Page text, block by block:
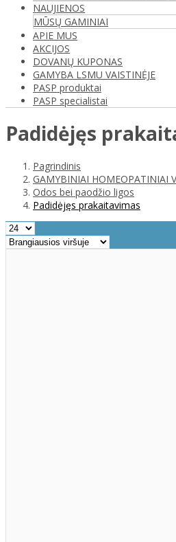
NAUJIENOS
MŪSŲ GAMINIAI
APIE MUS
AKCIJOS
DOVANŲ KUPONAS
GAMYBA LSMU VAISTINĖJE
PASP produktai
PASP specialistai
Padidėjęs
Pagrindinis
GAMYBINIAI HOMEOPATINIAI
Odos bei paodžio ligos
Padidėjęs prakaitavimas